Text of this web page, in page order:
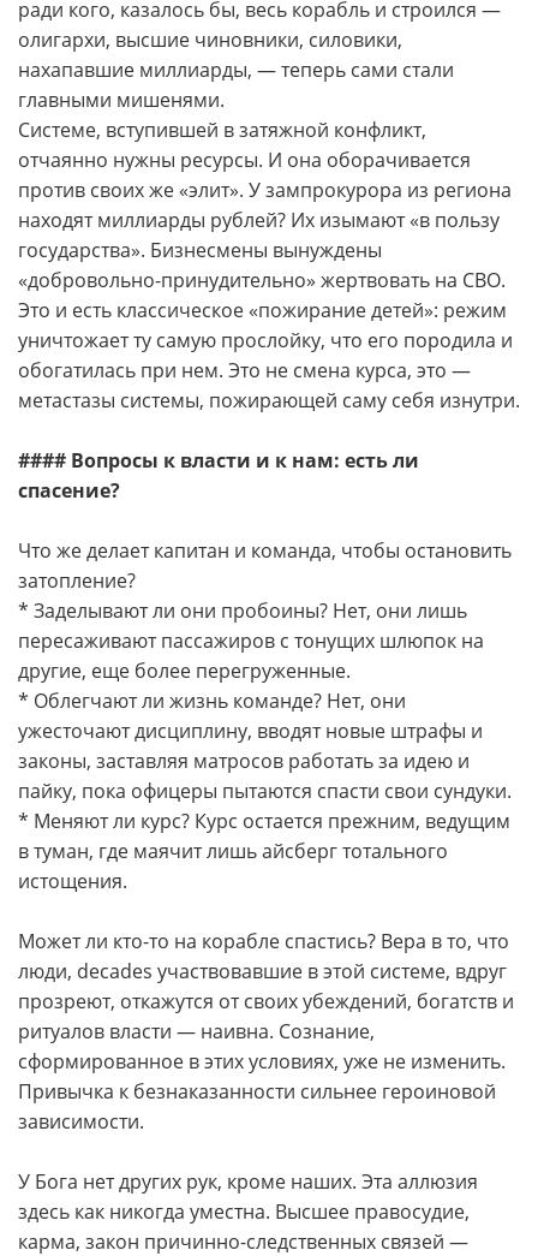
ради кого, казалось бы, весь корабль и строился —
олигархи, высшие чиновники, силовики,
нахапавшие миллиарды, — теперь сами стали
главными мишенями.
Системе, вступившей в затяжной конфликт,
отчаянно нужны ресурсы. И она оборачивается
против своих же «элит». У зампрокурора из региона
находят миллиарды рублей? Их изымают «в пользу
государства». Бизнесмены вынуждены
«добровольно-принудительно» жертвовать на СВО.
Это и есть классическое «пожирание детей»: режим
уничтожает ту самую прослойку, что его породила и
обогатилась при нем. Это не смена курса, это —
метастазы системы, пожирающей саму себя изнутри.
#### Вопросы к власти и к нам: есть ли
спасение?
Что же делает капитан и команда, чтобы остановить
затопление?
* Заделывают ли они пробоины? Нет, они лишь
пересаживают пассажиров с тонущих шлюпок на
другие, еще более перегруженные.
* Облегчают ли жизнь команде? Нет, они
ужесточают дисциплину, вводят новые штрафы и
законы, заставляя матросов работать за идею и
пайку, пока офицеры пытаются спасти свои сундуки.
* Меняют ли курс? Курс остается прежним, ведущим
в туман, где маячит лишь айсберг тотального
истощения.
Может ли кто-то на корабле спастись? Вера в то, что
люди, decades участвовавшие в этой системе, вдруг
прозреют, откажутся от своих убеждений, богатств и
ритуалов власти — наивна. Сознание,
сформированное в этих условиях, уже не изменить.
Привычка к безнаказанности сильнее героиновой
зависимости.
У Бога нет других рук, кроме наших. Эта аллюзия
здесь как никогда уместна. Высшее правосудие,
карма, закон причинно-следственных связей —